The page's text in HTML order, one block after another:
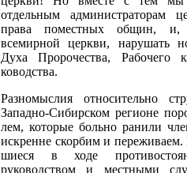
отдельным администраторам
права поместных общин, и,
всемирной церкви, нарушать
Духа Пророче­ства, Рабочего
ководства.
Разномыслия относительно
Западно-Сибирском регионе
лем, которые больно ранили
искренне скорбим и
шиеся в ходе
руководством и местными